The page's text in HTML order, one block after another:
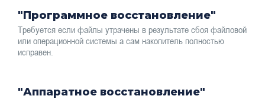
"Программное восстановление"
Требуется если файлы утрачены в результате сбоя файловой
или операционной системы а сам накопитель полностью
исправен.
"Аппаратное восстановление"